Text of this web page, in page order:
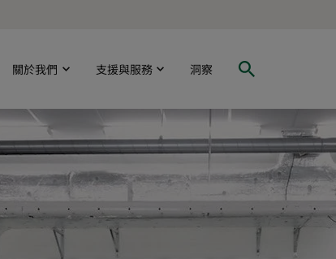
關於我們 支援與服務 洞察